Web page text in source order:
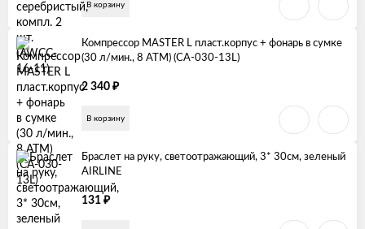
В корзину
Компрессор MASTER L пласт.корпус + фонарь в сумке
(30 л/мин., 8 АТМ) (CA-030-13L)
2 340 ₽
В корзину
Браслет на руку, светоотражающий, 3* 30см, зеленый
AIRLINE
131 ₽